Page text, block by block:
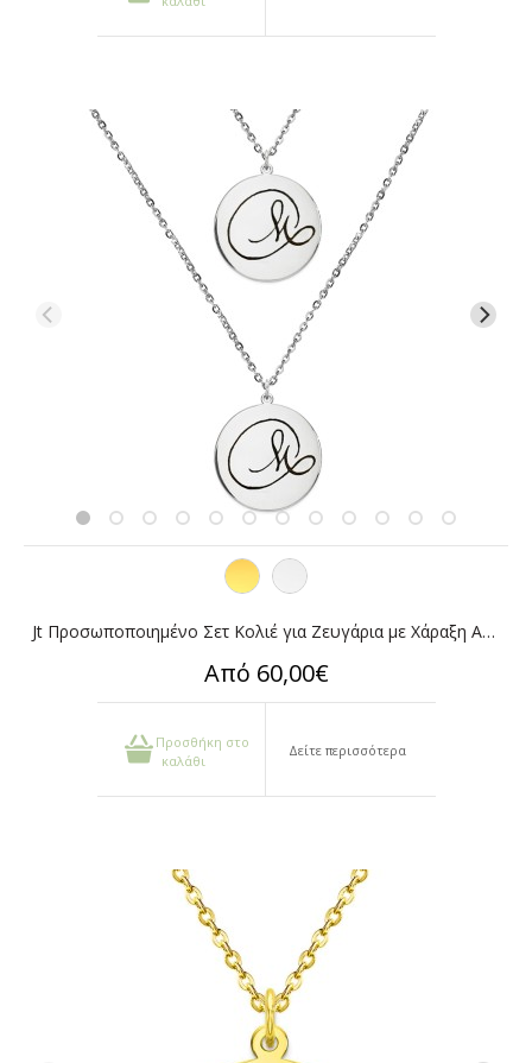
Jt Προσωποποιημένο Σετ Κολιέ για Ζευγάρια με Χάραξη Ατσάλι
Από 60,00€
Προσθήκη στο
καλάθι
Δείτε περισσότερα